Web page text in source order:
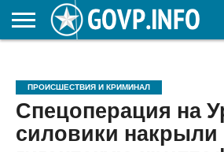
ОБРАЗОВАНИЕ
ПРОИСШЕСТВИЯ И КРИМИНАЛ
Спецоперация на
силовики накрыли